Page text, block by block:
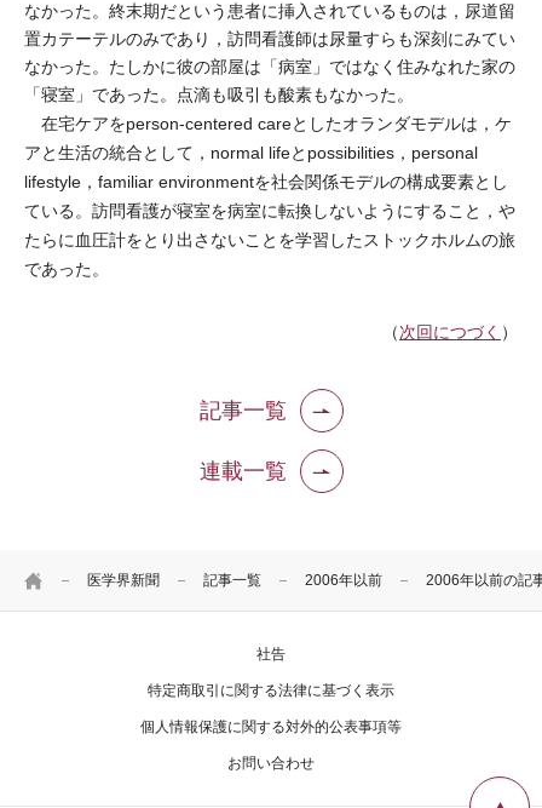
HOME 医学界新聞 記事一覧 2006年以前 2006年以前の記
なかった。終末期だという患者に挿入されているものは，尿道留
置カテーテルのみであり，訪問看護師は尿量すらも深刻にみてい
なかった。たしかに彼の部屋は「病室」ではなく住みなれた家の
「寝室」であった。点滴も吸引も酸素もなかった。
在宅ケアをperson-centered careとしたオランダモデルは，ケ
アと生活の統合として，normal lifeとpossibilities，personal
lifestyle，familiar environmentを社会関係モデルの構成要素とし
ている。訪問看護が寝室を病室に転換しないようにすること，や
たらに血圧計をとり出さないことを学習したストックホルムの旅
であった。
（次回につづく ）
記事一覧
連載一覧
社告
特定商取引に関する法律に基づく表示
個人情報保護に関する対外的公表事項等
お問い合わせ